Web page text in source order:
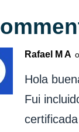
Rafael M A
Hola
Fui